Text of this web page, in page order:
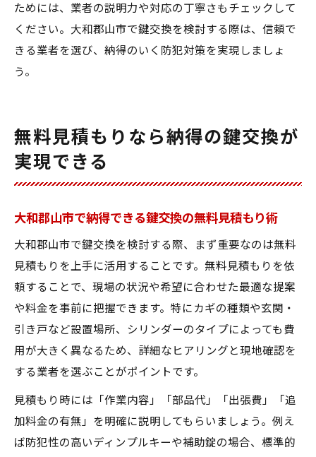
ためには、業者の説明力や対応の丁寧さもチェックして
ください。大和郡山市で鍵交換を検討する際は、信頼で
きる業者を選び、納得のいく防犯対策を実現しましょ
う。
無料見積もりなら納得の鍵交換が
実現できる
大和郡山市で納得できる鍵交換の無料見積もり術
大和郡山市で鍵交換を検討する際、まず重要なのは無料
見積もりを上手に活用することです。無料見積もりを依
頼することで、現場の状況や希望に合わせた最適な提案
や料金を事前に把握できます。特にカギの種類や玄関・
引き戸など設置場所、シリンダーのタイプによっても費
用が大きく異なるため、詳細なヒアリングと現地確認を
する業者を選ぶことがポイントです。
見積もり時には「作業内容」「部品代」「出張費」「追
加料金の有無」を明確に説明してもらいましょう。例え
ば防犯性の高いディンプルキーや補助錠の場合、標準的